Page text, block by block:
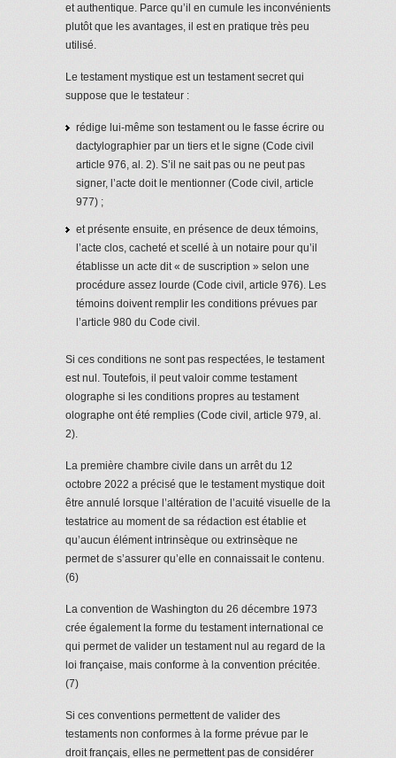
et authentique. Parce qu’il en cumule les inconvénients
plutôt que les avantages, il est en pratique très peu
utilisé.
Le testament mystique est un testament secret qui
suppose que le testateur :
rédige lui-même son testament ou le fasse écrire ou
dactylographier par un tiers et le signe (Code civil
article 976, al. 2). S’il ne sait pas ou ne peut pas
signer, l’acte doit le mentionner (Code civil, article
977) ;
et présente ensuite, en présence de deux témoins,
l’acte clos, cacheté et scellé à un notaire pour qu’il
établisse un acte dit « de suscription » selon une
procédure assez lourde (Code civil, article 976). Les
témoins doivent remplir les conditions prévues par
l’article 980 du Code civil.
Si ces conditions ne sont pas respectées, le testament
est nul. Toutefois, il peut valoir comme testament
olographe si les conditions propres au testament
olographe ont été remplies (Code civil, article 979, al.
2).
La première chambre civile dans un arrêt du 12
octobre 2022 a précisé que le testament mystique doit
être annulé lorsque l’altération de l’acuité visuelle de la
testatrice au moment de sa rédaction est établie et
qu’aucun élément intrinsèque ou extrinsèque ne
permet de s’assurer qu’elle en connaissait le contenu.
(6)
La convention de Washington du 26 décembre 1973
crée également la forme du testament international ce
qui permet de valider un testament nul au regard de la
loi française, mais conforme à la convention précitée.
(7)
Si ces conventions permettent de valider des
testaments non conformes à la forme prévue par le
droit français, elles ne permettent pas de considérer